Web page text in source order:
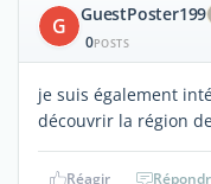
G GuestPoster199
0POSTS
je suis également
découvrir la région
Réagir